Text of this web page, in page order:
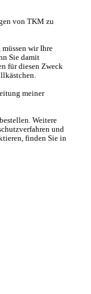
von TKM zu
wir Ihre
Sie damit
für diesen Zweck
meiner
Weitere
und
finden Sie in